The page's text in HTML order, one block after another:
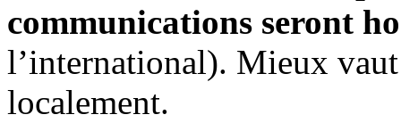
communications seront
l’international). Mieux
localement.